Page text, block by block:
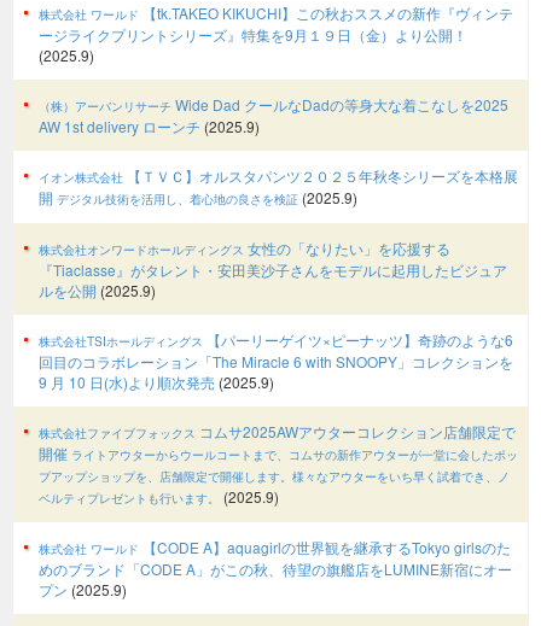
株式会社 ワールド
【tk.TAKEO KIKUCHI】この秋おススメの新作『ヴィンテ
ージライクプリントシリーズ』特集を9月１９日（金）より公開！
(2025.9)
（株）アーバンリサーチ Wide Dad クールなDadの等身大な着こなしを2025
AW 1st delivery ローンチ (2025.9)
イオン株式会社 【ＴＶＣ】オルスタパンツ２０２５年秋冬シリーズを本格展
開 デジタル技術を活用し、着心地の良さを検証 (2025.9)
株式会社オンワードホールディングス 女性の「なりたい」を応援する
『Tiaclasse』がタレント・安田美沙子さんをモデルに起用したビジュア
ルを公開 (2025.9)
株式会社TSIホールディングス
【パーリーゲイツ×ピーナッツ】奇跡のような6
回目のコラボレーション「The Miracle 6 with SNOOPY」コレクションを
9 月 10 日(水)より順次発売 (2025.9)
株式会社ファイブフォックス コムサ2025AWアウターコレクション店舗限定で
開催 ライトアウターからウールコートまで、コムサの新作アウターが一堂に会したポッ
プアップショップを、店舗限定で開催します。様々なアウターをいち早く試着でき、ノ
ベルティプレゼントも行います。
(2025.9)
株式会社 ワールド
【CODE A】aquagirlの世界観を継承するTokyo girlsのた
めのブランド「CODE A」がこの秋、待望の旗艦店をLUMINE新宿にオー
プン (2025.9)